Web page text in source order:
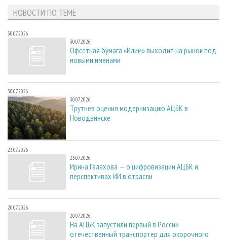
НОВОСТИ ПО ТЕМЕ
30.07.2026
30.07.2026
Офсетная бумага «Илим» выходит на рынок под
новыми именами
30.07.2026
30.07.2026
Трутнев оценил модернизацию АЦБК в
Новодвинске
23.07.2026
23.07.2026
Ирина Галахова — о цифровизации АЦБК и
перспективах ИИ в отрасли
20.07.2026
20.07.2026
На АЦБК запустили первый в России
отечественный транспортер для окорочного